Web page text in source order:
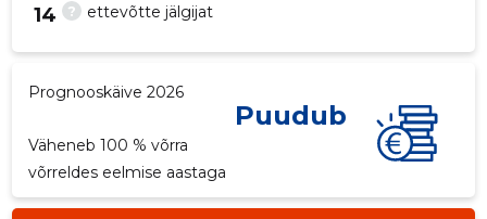
? ettevõtte jälgijat
14
Prognooskäive 2026
Puudub
Väheneb 100 % võrra
võrreldes eelmise aastaga